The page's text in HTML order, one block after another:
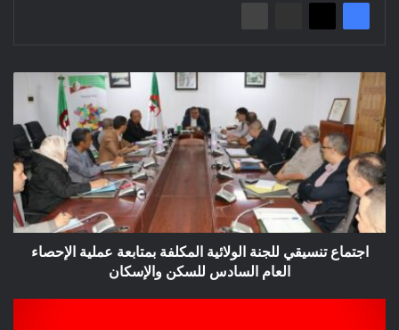
اجتماع
تنسيقي
للجنة
الولائية
المكلفة
بمتابعة
عملية
الإحصاء
العام
السادس
اجتماع تنسيقي للجنة الولائية المكلفة بمتابعة عملية الإحصاء
العام السادس للسكن والإسكان